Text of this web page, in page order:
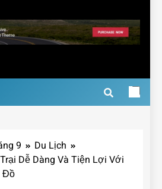
9
Du Lịch
Dễ Dàng Và Tiện Lợi Với
Đồ